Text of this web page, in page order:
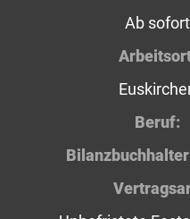
Ab sofort
Beruf: